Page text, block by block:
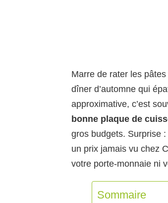
Marre de rater les
dîner d’automne qui
approximative, c’est
bonne plaque de
gros budgets. Surprise
un prix jamais vu chez
votre porte-monnaie ni
Sommaire